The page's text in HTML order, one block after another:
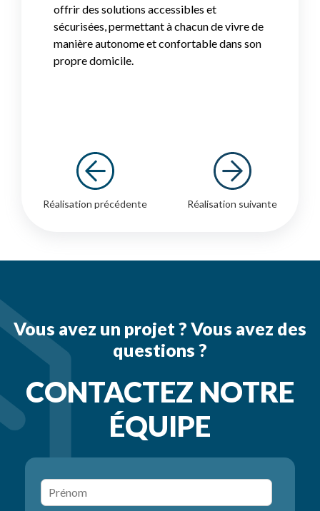
offrir des solutions accessibles et
sécurisées, permettant à chacun de vivre de
manière autonome et confortable dans son
propre domicile.
Réalisation précédente Réalisation suivante
Vous avez un projet ? Vous avez des
questions ?
CONTACTEZ NOTRE
ÉQUIPE
P
r